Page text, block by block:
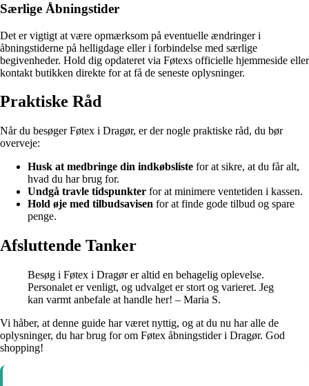
Særlige Åbningstider
Det er vigtigt at være opmærksom på eventuelle ændringer i
åbningstiderne på helligdage eller i forbindelse med særlige
begivenheder. Hold dig opdateret via Føtexs officielle hjemmeside eller
kontakt butikken direkte for at få de seneste oplysninger.
Praktiske Råd
Når du besøger Føtex i Dragør, er der nogle praktiske råd, du bør
overveje:
Husk at medbringe din indkøbsliste for at sikre, at du får alt,
hvad du har brug for.
Undgå travle tidspunkter for at minimere ventetiden i kassen.
Hold øje med tilbudsavisen for at finde gode tilbud og spare
penge.
Afsluttende Tanker
Besøg i Føtex i Dragør er altid en behagelig oplevelse.
Personalet er venligt, og udvalget er stort og varieret. Jeg
kan varmt anbefale at handle her! – Maria S.
Vi håber, at denne guide har været nyttig, og at du nu har alle de
oplysninger, du har brug for om Føtex åbningstider i Dragør. God
shopping!